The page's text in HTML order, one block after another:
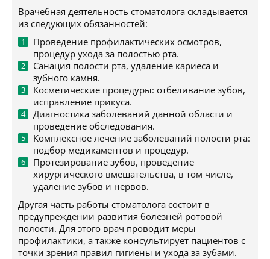
Врачебная деятельность стоматолога складывается
из следующих обязанностей:
Проведение профилактических осмотров,
процедур ухода за полостью рта.
Санация полости рта, удаление кариеса и
зубного камня.
Косметические процедуры: отбеливание зубов,
исправление прикуса.
Диагностика заболеваний данной области и
проведение обследования.
Комплексное лечение заболеваний полости рта:
подбор медикаментов и процедур.
Протезирование зубов, проведение
хирургического вмешательства, в том числе,
удаление зубов и нервов.
Другая часть работы стоматолога состоит в
предупреждении развития болезней ротовой
полости. Для этого врач проводит меры
профилактики, а также консультирует пациентов с
точки зрения правил гигиены и ухода за зубами.